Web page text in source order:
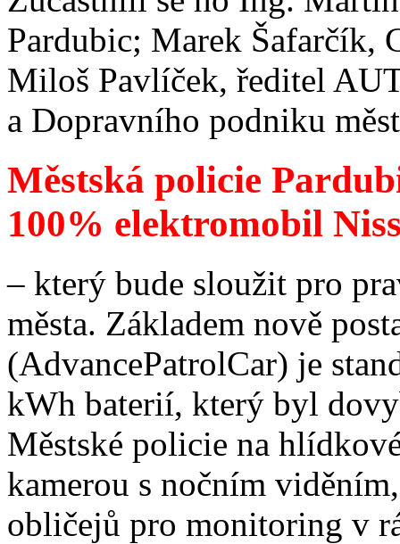
Pardubic; Marek Šafarčík,
Miloš Pavlíček, ředitel
a Dopravního podniku
Městská policie
100% elektromobil
– který bude sloužit pro
města. Základem nově
(AdvancePatrolCar) je
kWh baterií, který byl
Městské policie na
kamerou s nočním
obličejů pro monitoring v